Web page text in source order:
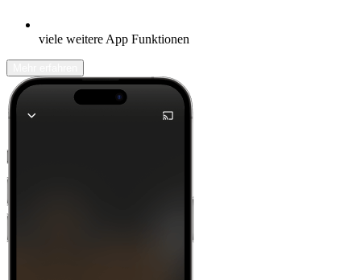
viele weitere App Funktionen